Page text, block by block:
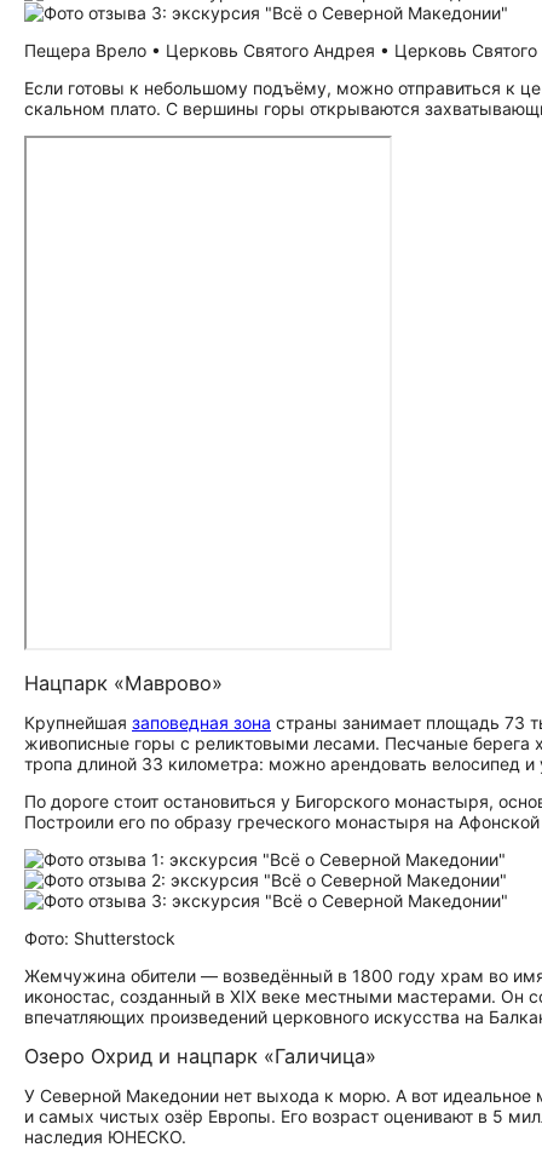
Пещера Врело • Церковь Святого Андрея • Церковь
Если готовы к небольшому подъёму, можно отправиться к
скальном плато. С вершины горы открываются
Нацпарк «Маврово»
Крупнейшая заповедная зона страны занимает площадь 73
живописные горы с реликтовыми лесами. Песчаные берега
тропа длиной 33 километра: можно арендовать велосипед и
По дороге стоит остановиться у Бигорского монастыря,
Построили его по образу греческого монастыря на
Фото: Shutterstock
Жемчужина обители — возведённый в 1800 году храм во
иконостас, созданный в XIX веке местными мастерами. Он
впечатляющих произведений церковного искусства на
Озеро Охрид и нацпарк «Галичица»
У Северной Македонии нет выхода к морю. А вот
и самых чистых озёр Европы. Его возраст оценивают в 5
наследия ЮНЕСКО.